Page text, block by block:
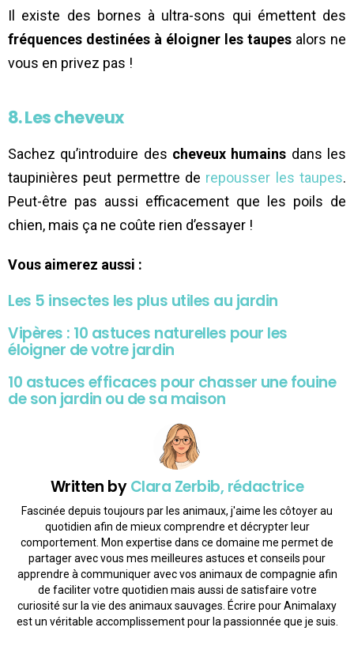
Il existe des bornes à ultra-sons qui émettent des
fréquences destinées à éloigner les taupes alors ne
vous en privez pas !
8. Les cheveux
Sachez qu’introduire des cheveux humains dans les
taupinières peut permettre de repousser les taupes.
Peut-être pas aussi efficacement que les poils de
chien, mais ça ne coûte rien d’essayer !
Vous aimerez aussi :
Les 5 insectes les plus utiles au jardin
Vipères : 10 astuces naturelles pour les
éloigner de votre jardin
10 astuces efficaces pour chasser une fouine
de son jardin ou de sa maison
Written byClara Zerbib, rédactrice
Fascinée depuis toujours par les animaux, j'aime les côtoyer au
quotidien afin de mieux comprendre et décrypter leur
comportement. Mon expertise dans ce domaine me permet de
partager avec vous mes meilleures astuces et conseils pour
apprendre à communiquer avec vos animaux de compagnie afin
de faciliter votre quotidien mais aussi de satisfaire votre
curiosité sur la vie des animaux sauvages. Écrire pour Animalaxy
est un véritable accomplissement pour la passionnée que je suis.